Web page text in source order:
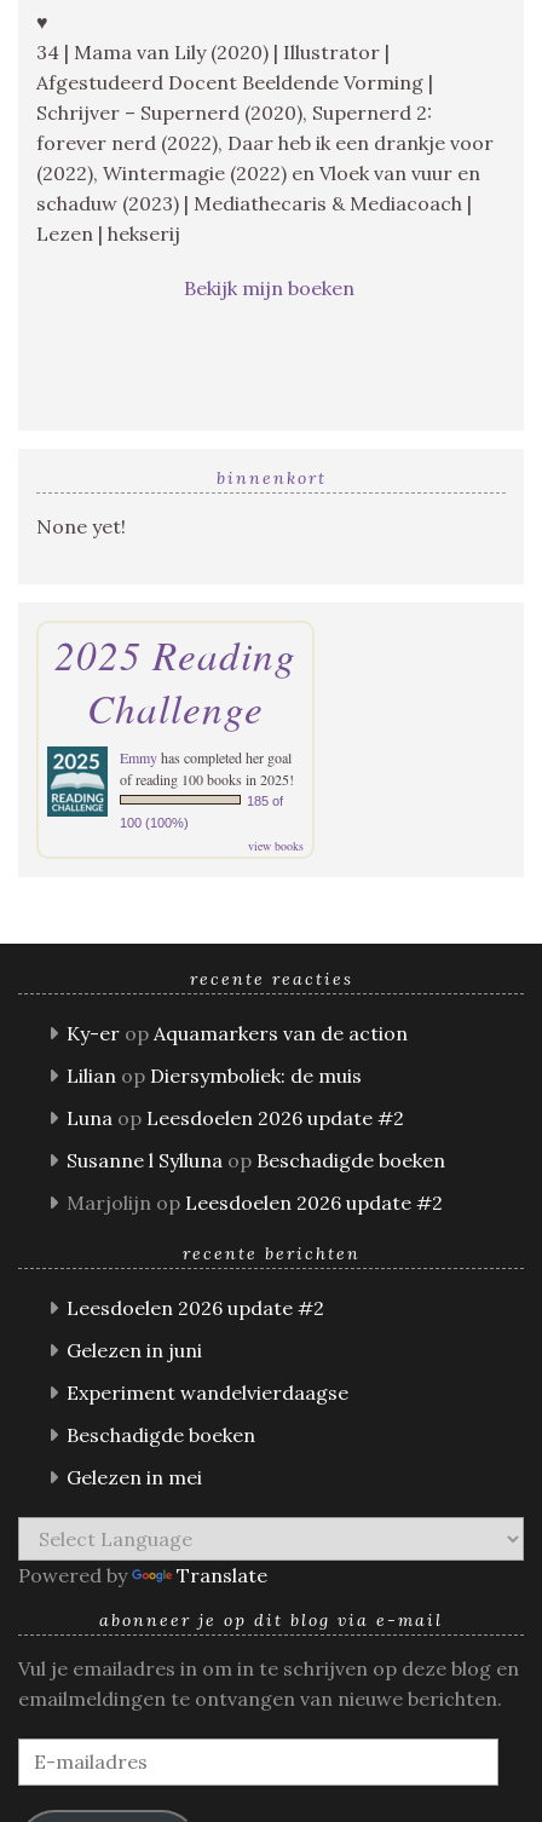
♥
34 | Mama van Lily (2020) | Illustrator |
Afgestudeerd Docent Beeldende Vorming |
Schrijver – Supernerd (2020), Supernerd 2:
forever nerd (2022), Daar heb ik een drankje voor
(2022), Wintermagie (2022) en Vloek van vuur en
schaduw (2023) | Mediathecaris & Mediacoach |
Lezen | hekserij
Bekijk mijn boeken
binnenkort
None yet!
2025 Reading
Challenge
Emmyhas completed her goal
of reading 100 books in 2025!
185 of
100 (100%)
view books
recente reacties
Ky-er op Aquamarkers van de action
Lilian op Diersymboliek: de muis
Luna op Leesdoelen 2026 update #2
Susanne l Sylluna op Beschadigde boeken
Marjolijn op Leesdoelen 2026 update #2
recente berichten
Leesdoelen 2026 update #2
Gelezen in juni
Experiment wandelvierdaagse
Beschadigde boeken
Gelezen in mei
Powered by Translate
abonneer je op dit blog via e-mail
Vul je emailadres in om in te schrijven op deze blog en
emailmeldingen te ontvangen van nieuwe berichten.
E-
mailadres